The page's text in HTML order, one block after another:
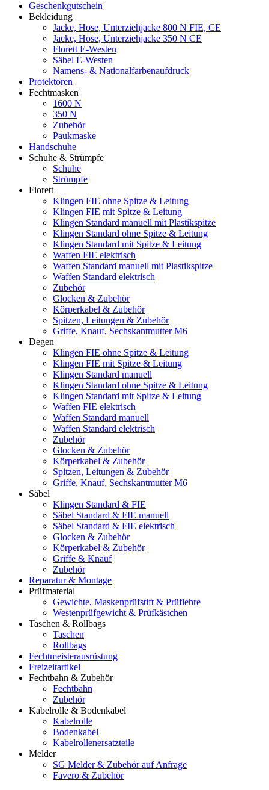
Geschenkgutschein
Bekleidung
Jacke, Hose, Unterziehjacke 800 N FIE, CE
Jacke, Hose, Unterziehjacke 350 N CE
Florett E-Westen
Säbel E-Westen
Namens- & Nationalfarbenaufdruck
Protektoren
Fechtmasken
1600 N
350 N
Zubehör
Paukmaske
Handschuhe
Schuhe & Strümpfe
Schuhe
Strümpfe
Florett
Klingen FIE ohne Spitze & Leitung
Klingen FIE mit Spitze & Leitung
Klingen Standard manuell mit Plastikspitze
Klingen Standard ohne Spitze & Leitung
Klingen Standard mit Spitze & Leitung
Waffen FIE elektrisch
Waffen Standard manuell mit Plastikspitze
Waffen Standard elektrisch
Zubehör
Glocken & Zubehör
Körperkabel & Zubehör
Spitzen, Leitungen & Zubehör
Griffe, Knauf, Sechskantmutter M6
Degen
Klingen FIE ohne Spitze & Leitung
Klingen FIE mit Spitze & Leitung
Klingen Standard manuell
Klingen Standard ohne Spitze & Leitung
Klingen Standard mit Spitze & Leitung
Waffen FIE elektrisch
Waffen Standard manuell
Waffen Standard elektrisch
Zubehör
Glocken & Zubehör
Körperkabel & Zubehör
Spitzen, Leitungen & Zubehör
Griffe, Knauf, Sechskantmutter M6
Säbel
Klingen Standard & FIE
Säbel Standard & FIE manuell
Säbel Standard & FIE elektrisch
Glocken & Zubehör
Körperkabel & Zubehör
Griffe & Knauf
Zubehör
Reparatur & Montage
Prüfmaterial
Gewichte, Maskenprüfstift & Prüflehre
Westenprüfgewicht & Prüfkästchen
Taschen & Rollbags
Taschen
Rollbags
Fechtmeisterausrüstung
Freizeitartikel
Fechtbahn & Zubehör
Fechtbahn
Zubehör
Kabelrolle & Bodenkabel
Kabelrolle
Bodenkabel
Kabelrollenersatzteile
Melder
SG Melder & Zubehör auf Anfrage
Favero & Zubehör